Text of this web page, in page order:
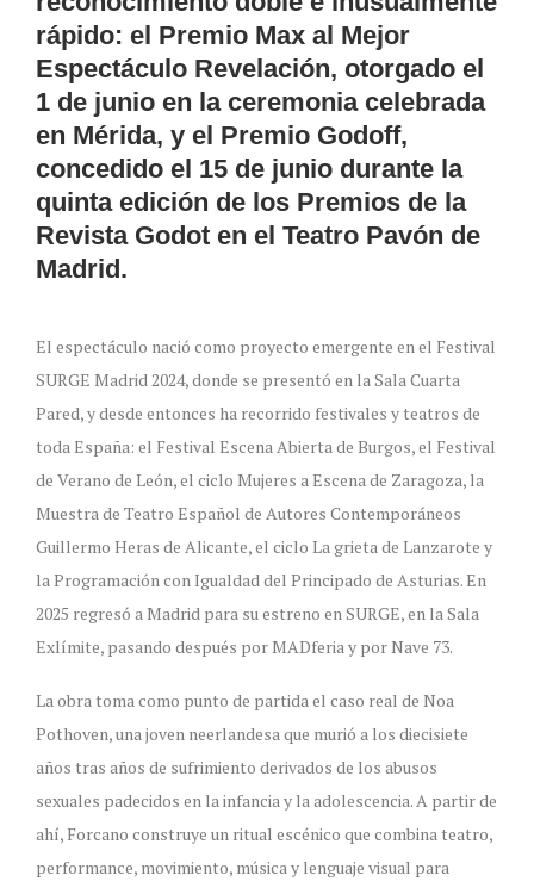
rápido: el Premio Max al Mejor
Espectáculo Revelación, otorgado el
1 de junio en la ceremonia celebrada
en Mérida, y el Premio Godoff,
concedido el 15 de junio durante la
quinta edición de los Premios de la
Revista Godot en el Teatro Pavón de
Madrid.
El espectáculo nació como proyecto emergente en el Festival
SURGE Madrid 2024, donde se presentó en la Sala Cuarta
Pared, y desde entonces ha recorrido festivales y teatros de
toda España: el Festival Escena Abierta de Burgos, el Festival
de Verano de León, el ciclo Mujeres a Escena de Zaragoza, la
Muestra de Teatro Español de Autores Contemporáneos
Guillermo Heras de Alicante, el ciclo La grieta de Lanzarote y
la Programación con Igualdad del Principado de Asturias. En
2025 regresó a Madrid para su estreno en SURGE, en la Sala
Exlímite, pasando después por MADferia y por Nave 73.
La obra toma como punto de partida el caso real de Noa
Pothoven, una joven neerlandesa que murió a los diecisiete
años tras años de sufrimiento derivados de los abusos
sexuales padecidos en la infancia y la adolescencia. A partir de
ahí, Forcano construye un ritual escénico que combina teatro,
performance, movimiento, música y lenguaje visual para